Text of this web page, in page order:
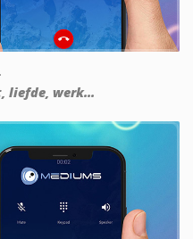
liefde, werk...